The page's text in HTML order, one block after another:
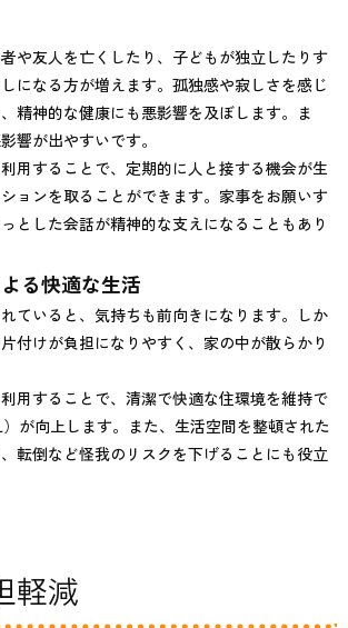
や友人を亡くしたり、子どもが独立したりす
になる方が増えます。孤独感や寂しさを感じ
精神的な健康にも悪影響を及ぼします。ま
響が出やすいです。
用することで、定期的に人と接する機会が生
ョンを取ることができます。家事をお願いす
とした会話が精神的な支えになることもあり
る快適な生活
ていると、気持ちも前向きになります。しか
付けが負担になりやすく、家の中が散らかり
用することで、清潔で快適な住環境を維持で
が向上します。また、生活空間を整頓された
転倒など怪我のリスクを下げることにも役立
軽減